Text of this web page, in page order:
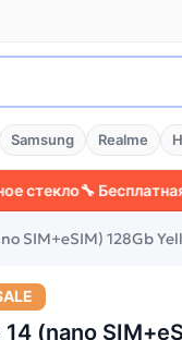
Samsung Realme
🔧 Бесплатная
SIM+eSIM) 128Gb
(nano